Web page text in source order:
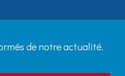
de notre actualité.